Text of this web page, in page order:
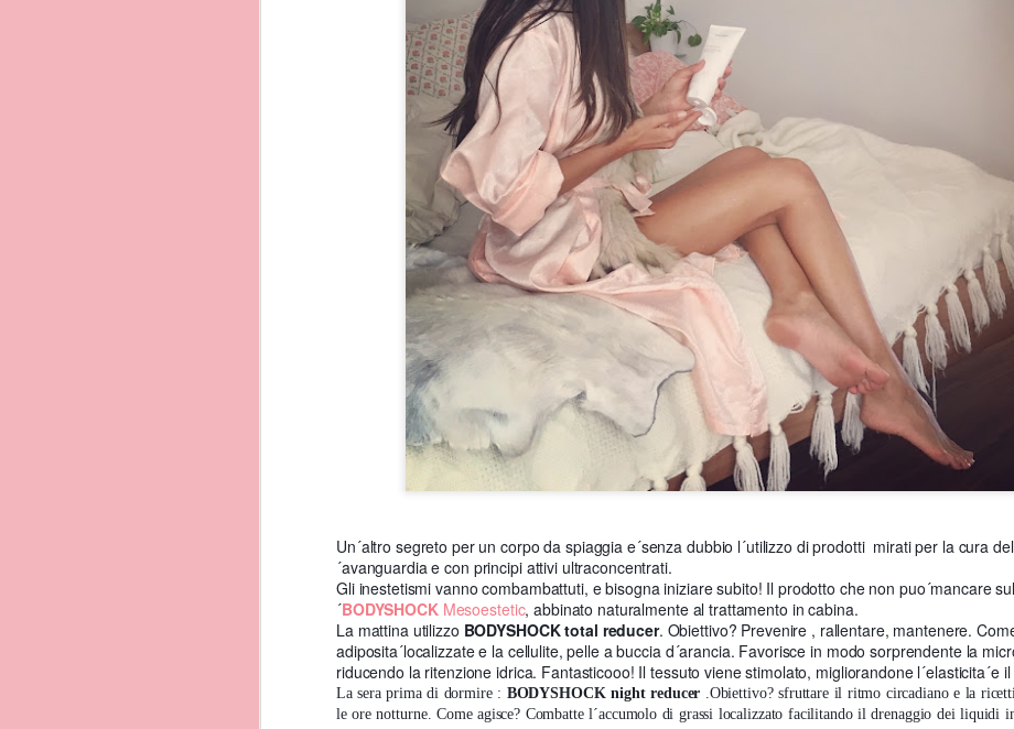
Un´altro segreto per un corpo da spiaggia e´senza dubbio l´utilizzo di prodotti mirati per la cura
´avanguardia e con principi attivi ultraconcentrati.
Gli inestetismi vanno combambattuti, e bisogna iniziare subito! Il prodotto che non puo´mancare
´BODYSHOCK Mesoestetic, abbinato naturalmente al trattamento in cabina.
La mattina utilizzo BODYSHOCK total reducer. Obiettivo? Prevenire , rallentare, mantenere.
adiposita´localizzate e la cellulite, pelle a buccia d´arancia. Favorisce in modo sorprendente la
riducendo la ritenzione idrica. Fantasticooo! Il tessuto viene stimolato, migliorandone l´elasticita´e
La sera prima di dormire : BODYSHOCK night reducer .Obiettivo? sfruttare il ritmo circadiano e la
le ore notturne. Come agisce? Combatte l´accumolo di grassi localizzato facilitando il drenaggio dei liquidi
Un grazie speciale a Tato (insider) per l´anneddoto.
Nel carcere di Procida, situato zona Terra Murata, c'era la sezione del cucito e tutte le donne dell'isola si facevano
nunziale dai detenuti...
Sempre nei pressi di Terra Murata, all'alba si radunavano le donne (madri e mogli) dei marinai che erano lontani da
intonavano dei canti con la speranza che dalla parte più alta dell'isola, arrivassero ai loro uomini in mezzo al mare.
Dall´altro lato dell´isola son arrivata a piedi costeggiando il mare, e dopo una bella passeggiata
Marina di Chioiella, proseguendo sulla destra si arriva all´
purtroppo nel periodo di settembre non era visitabile.
Procida essendo un´isola vulcanica e´caratterizzata da sabbia nera molto suggestiva, le acque
e il mare pulito. (almeno nel periodo di settembre quando l´ho visitata io)